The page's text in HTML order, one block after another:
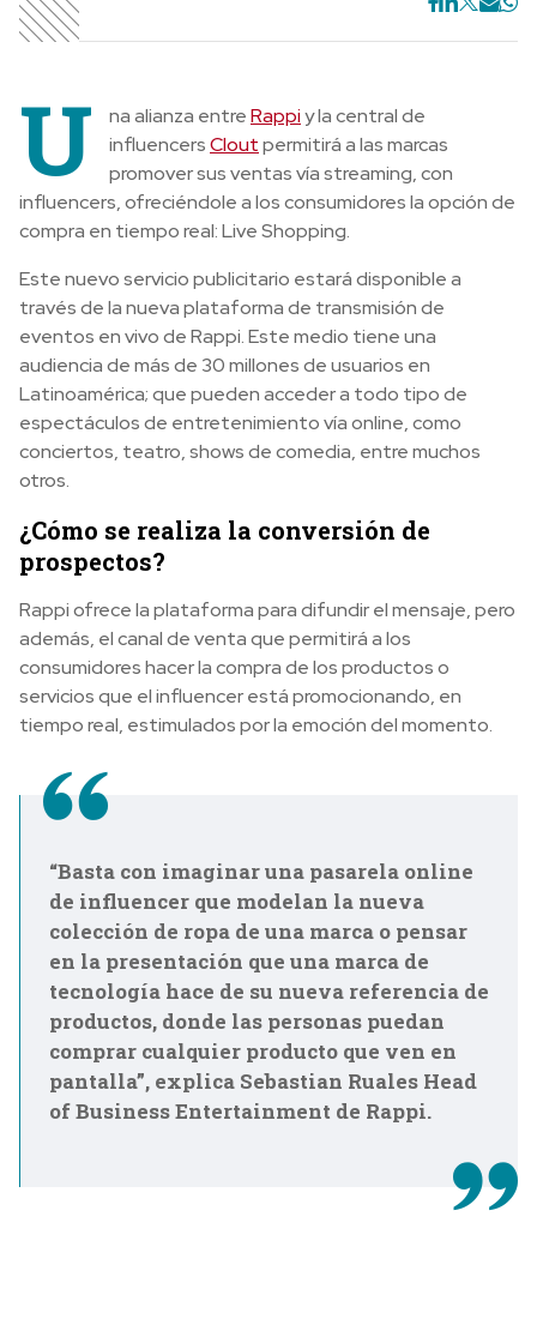
U na alianza entreRappiy la central de
influencersCloutpermitirá a las marcas
promover sus ventas vía streaming, con
influencers, ofreciéndole a los consumidores la opción de
compra en tiempo real: Live Shopping.
Este nuevo servicio publicitario estará disponiblea
través de la nueva plataforma de transmisión de
eventos en vivo de Rappi. Este medio tiene una
audiencia de más de 30 millones de usuarios en
Latinoamérica; que pueden acceder a todo tipo de
espectáculos de entretenimiento vía online, como
conciertos, teatro, shows de comedia, entre muchos
otros.
¿Cómo se realiza la conversión de
prospectos?
Rappi ofrece la plataforma para difundir el mensaje, pero
además, el canal de venta que permitirá a los
consumidores hacer la compra de los productos o
servicios que el influencer está promocionando, en
tiempo real, estimulados por la emoción del momento.
“Basta con imaginar una pasarela online
de influencer que modelan la nueva
colección de ropa de una marca o pensar
en la presentación que una marca de
tecnología hace de su nueva referencia de
productos, donde las personas puedan
comprar cualquier producto que ven en
pantalla”, explica Sebastian Ruales Head
of Business Entertainment de Rappi.